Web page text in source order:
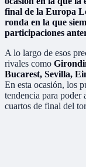
final de la Europa
ronda en la que
participaciones
A lo largo de esos
rivales como
Bucarest, Sevilla,
En esta ocasión, los
tendencia para poder
cuartos de final del